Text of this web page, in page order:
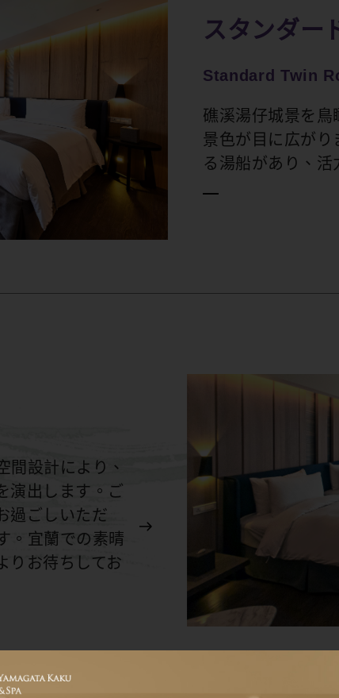
スタンダー
Standard Twin
礁溪湯仔城景を
景色が目に広が
る湯船があり、
設計により、
演出します。ご
過ごしいただ
。宜蘭での素晴
りお待ちしてお